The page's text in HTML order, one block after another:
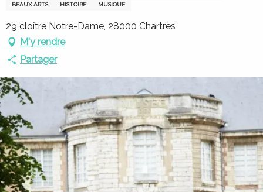
BEAUX ARTS
HISTOIRE MUSIQUE
29 cloître Notre-Dame, 28000 Chartres
M'y rendre
Partager